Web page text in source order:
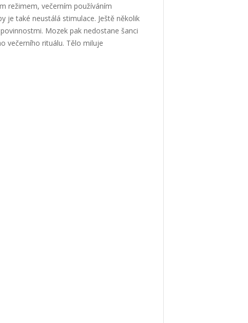
režimem, večerním používáním
je také neustálá stimulace. Ještě několik
Mozek pak nedostane šanci
večerního rituálu. Tělo miluje